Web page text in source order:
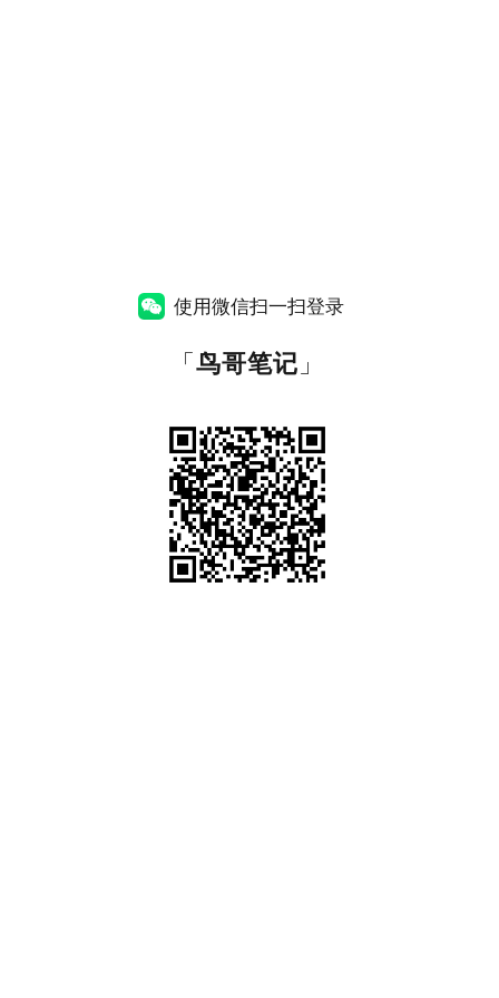
使用微信扫一扫登录
「鸟哥笔记 」